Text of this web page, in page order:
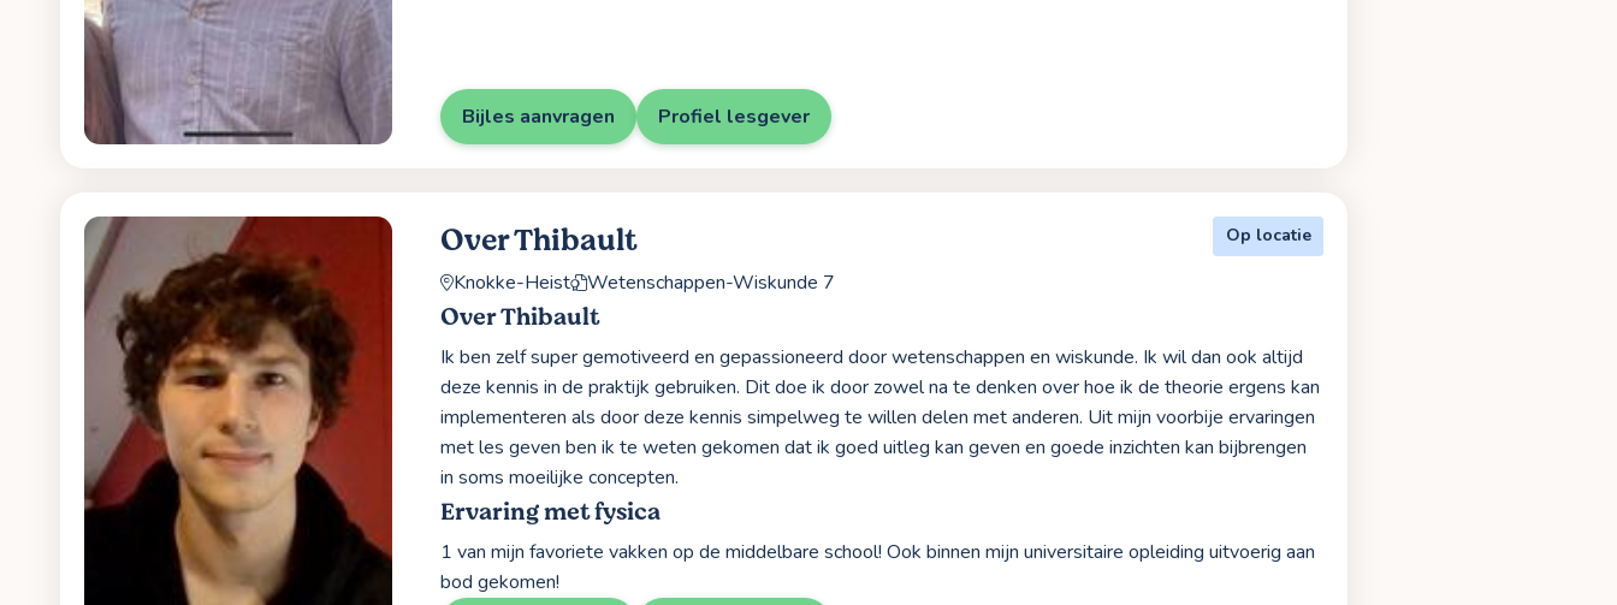
Bijles aanvragen Profiel lesgever
Over Thibault Op locatie
Knokke-Heist Wetenschappen-Wiskunde 7
Over Thibault
Ik ben zelf super gemotiveerd en gepassioneerd door wetenschappen en wiskunde. Ik wil dan ook altijd
deze kennis in de praktijk gebruiken. Dit doe ik door zowel na te denken over hoe ik de theorie ergens kan
implementeren als door deze kennis simpelweg te willen delen met anderen. Uit mijn voorbije ervaringen
met les geven ben ik te weten gekomen dat ik goed uitleg kan geven en goede inzichten kan bijbrengen
in soms moeilijke concepten.
Ervaring met fysica
1 van mijn favoriete vakken op de middelbare school! Ook binnen mijn universitaire opleiding uitvoerig aan
bod gekomen!